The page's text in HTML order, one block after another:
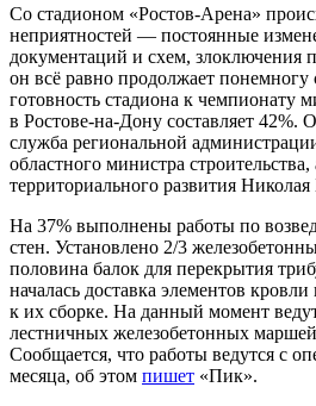
Со стадионом «Ростов-Арена»
неприятностей — постоянные
документаций и схем, злоключения
он всё равно продолжает понемногу
готовность стадиона к чемпионату
в Ростове-на-Дону составляет 42%.
служба региональной
областного министра
территориального развития Николая
На 37% выполнены работы по
стен. Установлено 2/3
половина балок для перекрытия
началась доставка элементов
к их сборке. На данный момент
лестничных железобетонных
Сообщается, что работы ведутся с
месяца, об этом пишет «Пик».